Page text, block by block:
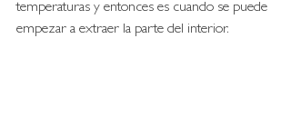
temperaturas y entonces es cuando se puede
empezar a extraer la parte del interior.